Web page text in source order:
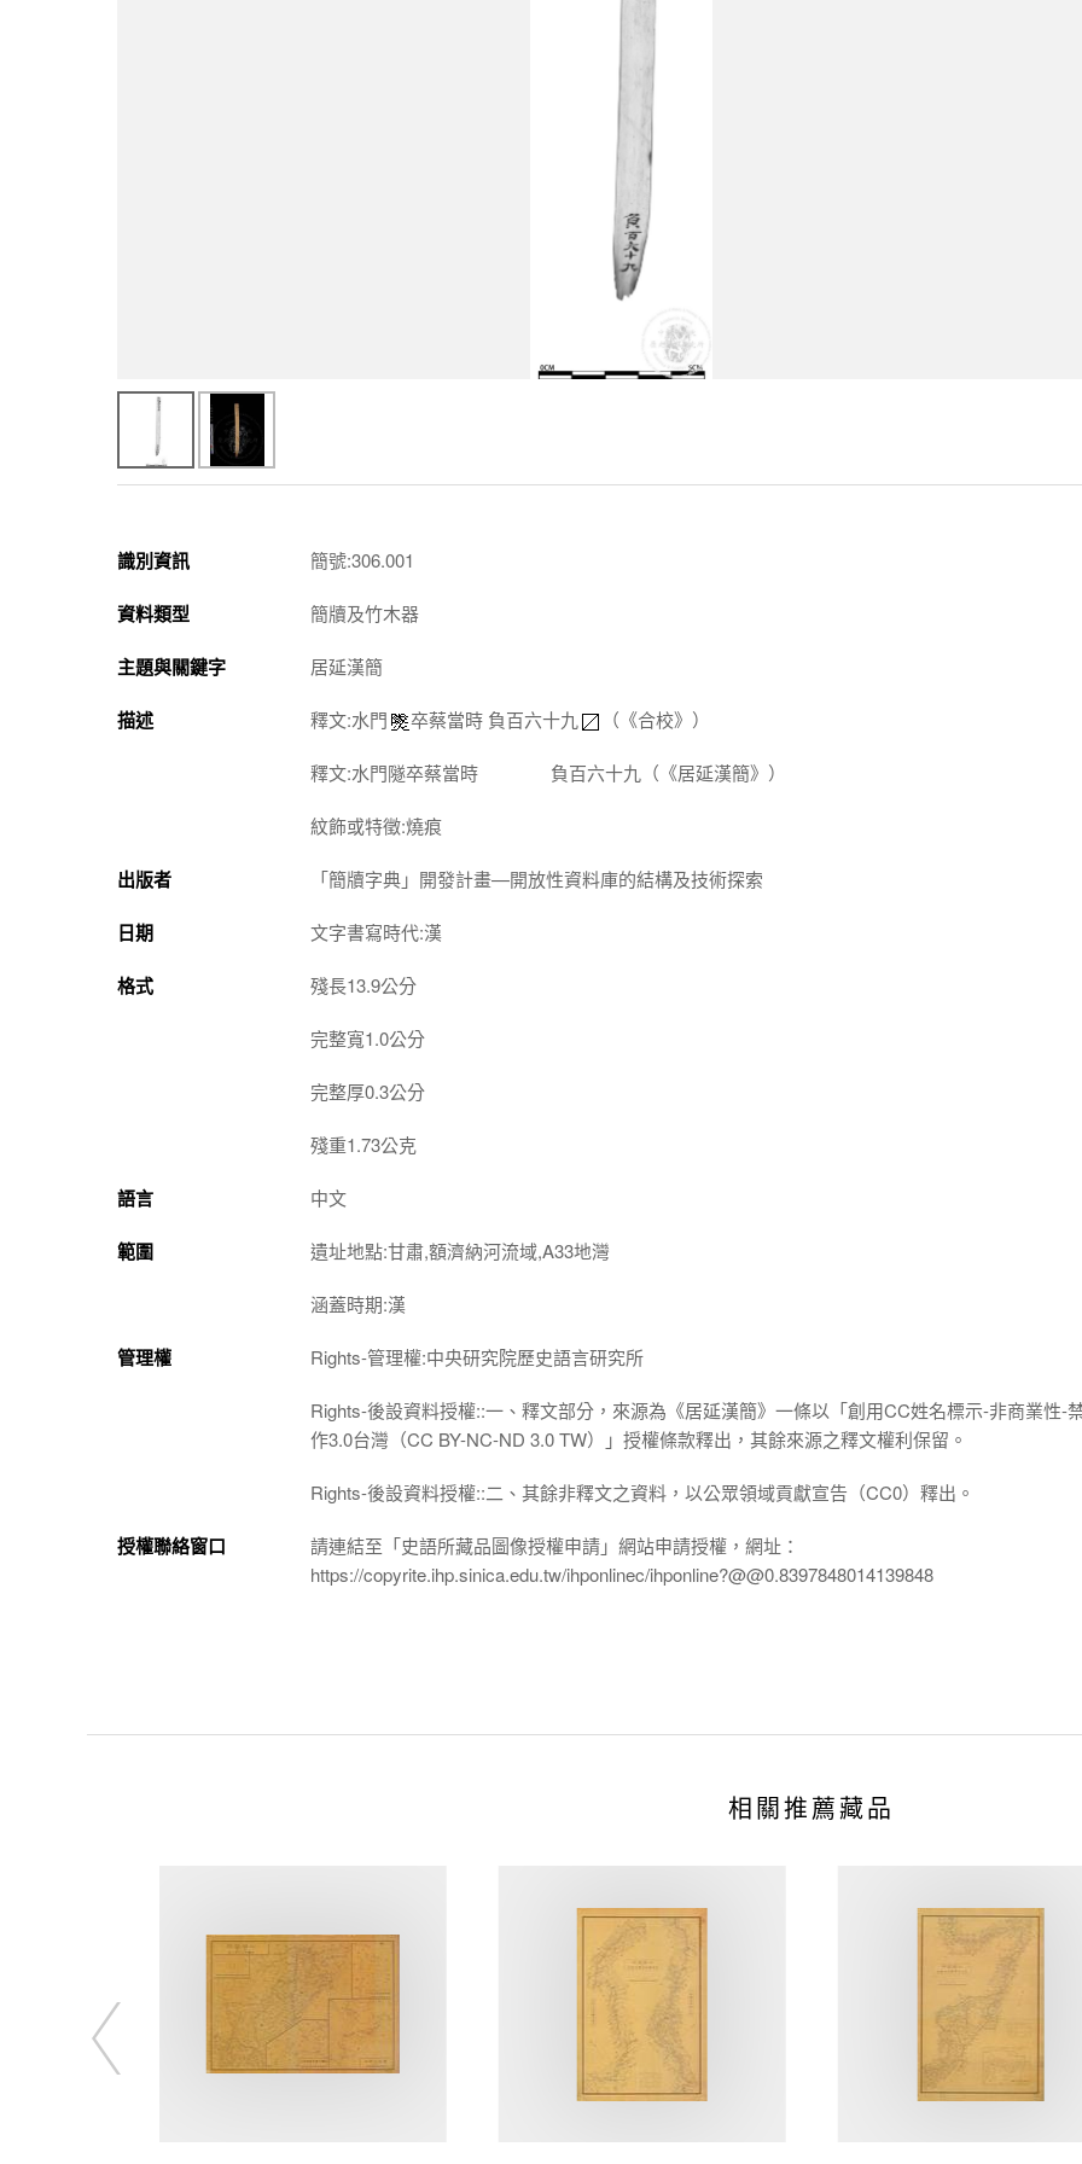
識別資訊 簡號:306.001
資料類型 簡牘及竹木器
主題與關鍵字 居延漢簡
描述 釋文:水門 卒蔡當時 負百六十九 （《合校》）
釋文:水門隧卒蔡當時 負百六十九（《居延漢簡》）
紋飾或特徵:燒痕
出版者 「簡牘字典」開發計畫—開放性資料庫的結構及技術探索
日期 文字書寫時代:漢
格式 殘長13.9公分
完整寬1.0公分
完整厚0.3公分
殘重1.73公克
語言 中文
範圍 遺址地點:甘肅,額濟納河流域,A33地灣
涵蓋時期:漢
管理權 Rights-管理權:中央研究院歷史語言研究所
Rights-後設資料授權::一、釋文部分，來源為《居延漢簡》一條以「創用CC姓名標示-非商業性-
作3.0台灣（CC BY-NC-ND 3.0 TW）」授權條款釋出，其餘來源之釋文權利保留。
Rights-後設資料授權::二、其餘非釋文之資料，以公眾領域貢獻宣告（CC0）釋出。
授權聯絡窗口
請連結至「史語所藏品圖像授權申請」網站申請授權，網址：
https://copyrite.ihp.sinica.edu.tw/ihponlinec/ihponline?@@0.8397848014139848
相關推薦藏品